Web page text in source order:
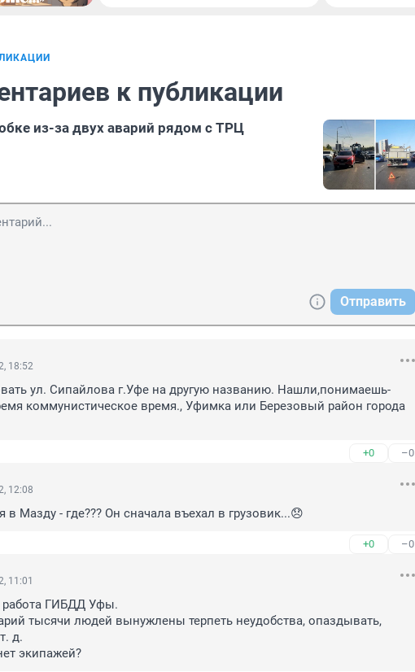
к публикации
из-за двух аварий рядом с ТРЦ
Отправить
18:52
ул. Сипайлова г.Уфе на другую названию. Нашли,понимаешь-
коммунистическое время., Уфимка или Березовый район города
+0 –0
12:08
в Мазду - где??? Он сначала въехал в грузовик...😞
+0 –0
11:01
работа ГИБДД Уфы.
тысячи людей вынужлены терпеть неудобства, опаздывать,
д.
экипажей?